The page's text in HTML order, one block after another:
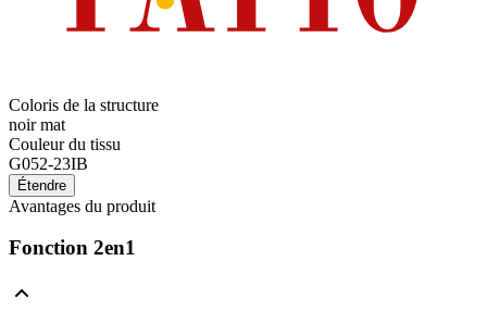
Coloris de la structure
noir mat
Couleur du tissu
G052-23IB
Étendre
Avantages du produit
Fonction 2en1